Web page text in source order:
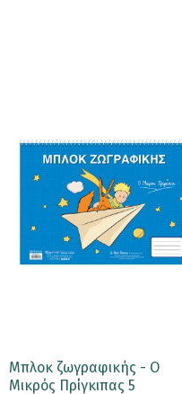
Μπλοκ ζωγραφικής - Ο
Μικρός Πρίγκιπας 5